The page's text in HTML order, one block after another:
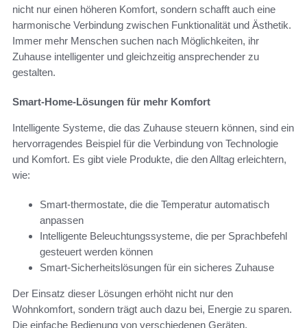
nicht nur einen höheren Komfort, sondern schafft auch eine
harmonische Verbindung zwischen Funktionalität und Ästhetik.
Immer mehr Menschen suchen nach Möglichkeiten, ihr
Zuhause intelligenter und gleichzeitig ansprechender zu
gestalten.
Smart-Home-Lösungen für mehr Komfort
Intelligente Systeme, die das Zuhause steuern können, sind ein
hervorragendes Beispiel für die Verbindung von Technologie
und Komfort. Es gibt viele Produkte, die den Alltag erleichtern,
wie:
Smart-thermostate, die die Temperatur automatisch
anpassen
Intelligente Beleuchtungssysteme, die per Sprachbefehl
gesteuert werden können
Smart-Sicherheitslösungen für ein sicheres Zuhause
Der Einsatz dieser Lösungen erhöht nicht nur den
Wohnkomfort, sondern trägt auch dazu bei, Energie zu sparen.
Die einfache Bedienung von verschiedenen Geräten,